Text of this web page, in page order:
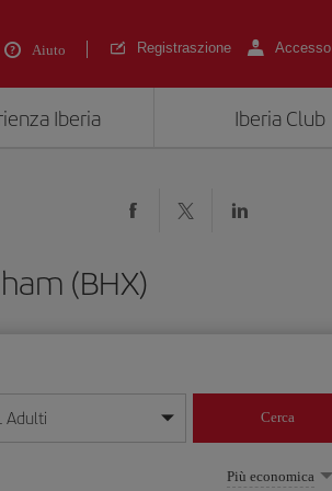
Aiuto Registraszione Accesso
Iberia Iberia Club
(BHX)
giorno/mese/anno
Adulti Cerca
Più economica